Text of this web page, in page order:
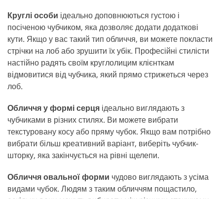
Круглі особи ідеально доповнюються густою і
посіченою чубчиком, яка дозволяє додати додаткові
кути. Якщо у вас такий тип обличчя, ви можете покласти
стрічки на лоб або зрушити їх убік. Професійні стилісти
настійно радять своїм круглолицим клієнткам
відмовитися від чубчика, який прямо стрижеться через
лоб.
Обличчя у формі серця ідеально виглядають з
чубчиками в різних стилях. Ви можете вибрати
текстуровану косу або пряму чубок. Якщо вам потрібно
вибрати більш креативний варіант, виберіть чубчик-
шторку, яка закінчується на рівні щелепи.
Обличчя овальної форми чудово виглядають з усіма
видами чубок. Людям з таким обличчям пощастило,